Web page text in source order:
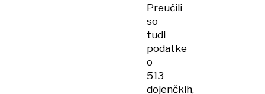
Preučili
so
tudi
podatke
o
513
dojenčkih,